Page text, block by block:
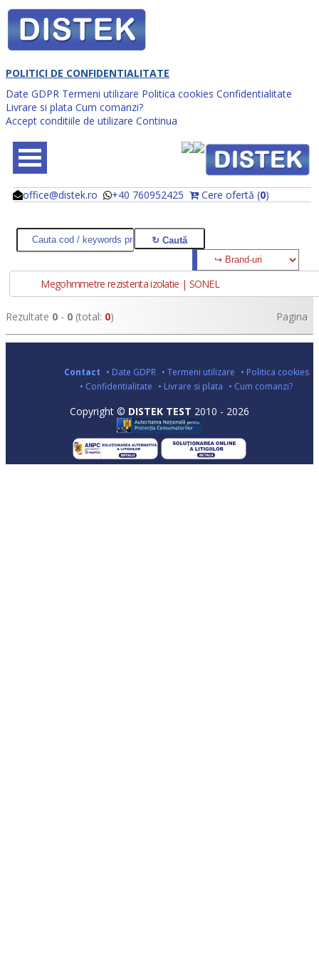
POLITICI DE CONFIDENTIALITATE
Date GDPR Termeni utilizare Politica cookies Confidentialitate
Livrare si plata Cum comanzi?
Accept conditiile de utilizare Continua
office@distek.ro +40 760952425 Cere ofertă (0)
@
@
Megohmmetre rezistenta izolatie | SONEL
Rezultate 0 - 0 (total: 0) Pagina
Contact • Date GDPR • Termeni utilizare • Politica cookies
• Confidentialitate • Livrare si plata • Cum comanzi?
Copyright © DISTEK TEST 2010 - 2026